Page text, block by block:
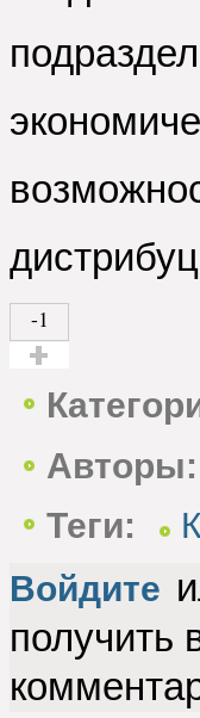
-1
Авторы:
Теги:
Войдите
получить